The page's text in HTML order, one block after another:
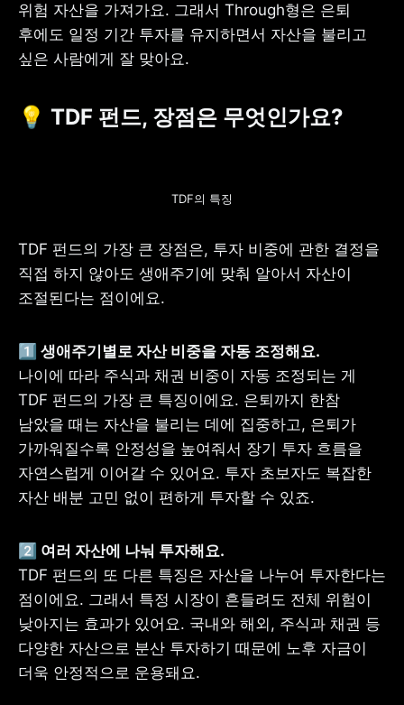
위험 자산을 가져가요. 그래서 Through형은 은퇴
후에도 일정 기간 투자를 유지하면서 자산을 불리고
싶은 사람에게 잘 맞아요.
💡 TDF 펀드, 장점은 무엇인가요?
TDF의 특징
TDF 펀드의 가장 큰 장점은, 투자 비중에 관한 결정을
직접 하지 않아도 생애주기에 맞춰 알아서 자산이
조절된다는 점이에요.
나이에 따라 주식과 채권 비중이 자동 조정되는 게
TDF 펀드의 가장 큰 특징이에요. 은퇴까지 한참
남았을 때는 자산을 불리는 데에 집중하고, 은퇴가
가까워질수록 안정성을 높여줘서 장기 투자 흐름을
자연스럽게 이어갈 수 있어요. 투자 초보자도 복잡한
자산 배분 고민 없이 편하게 투자할 수 있죠.
TDF 펀드의 또 다른 특징은 자산을 나누어 투자한다는
점이에요. 그래서 특정 시장이 흔들려도 전체 위험이
낮아지는 효과가 있어요. 국내와 해외, 주식과 채권 등
다양한 자산으로 분산 투자하기 때문에 노후 자금이
더욱 안정적으로 운용돼요.